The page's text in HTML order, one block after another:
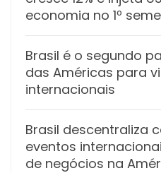
economia no 1º
Brasil é o segundo
das Américas para
internacionais
Brasil descentraliza
eventos
de negócios na